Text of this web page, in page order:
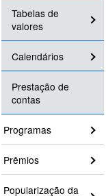
Tabelas de
valores
Calendários
Prestação de
contas
Programas
Prêmios
Popularização da